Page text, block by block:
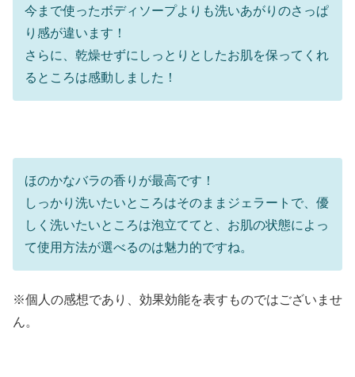
今まで使ったボディソープよりも洗いあがりのさっぱ
り感が違います！
さらに、乾燥せずにしっとりとしたお肌を保ってくれ
るところは感動しました！
ほのかなバラの香りが最高です！
しっかり洗いたいところはそのままジェラートで、優
しく洗いたいところは泡立ててと、お肌の状態によっ
て使用方法が選べるのは魅力的ですね。
※個人の感想であり、効果効能を表すものではございませ
ん。